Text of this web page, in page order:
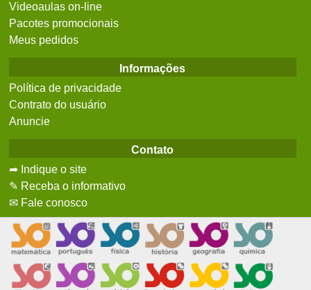
Videoaulas on-line
Pacotes promocionais
Meus pedidos
Informações
Política de privacidade
Contrato do usuário
Anuncie
Contato
➦ Indique o site
✎ Receba o informativo
✉ Fale conosco